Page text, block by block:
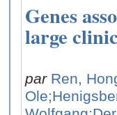
Genes
large
par Ren,
Ole